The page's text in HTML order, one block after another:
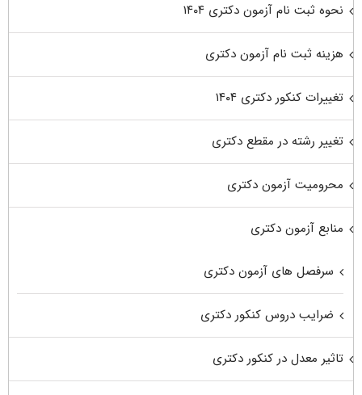
نحوه ثبت نام آزمون دکتری ۱۴۰۴
هزینه ثبت نام آزمون دکتری
تغییرات کنکور دکتری ۱۴۰۴
تغییر رشته در مقطع دکتری
محرومیت آزمون دکتری
منابع آزمون دکتری
سرفصل های آزمون دکتری
ضرایب دروس کنکور دکتری
تاثیر معدل در کنکور دکتری